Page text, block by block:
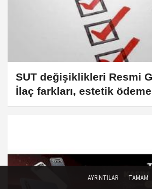
SUT değişiklikleri Resmi
İlaç farkları, estetik
bakım kurallarına ayar
AYRINTILAR TAMAM